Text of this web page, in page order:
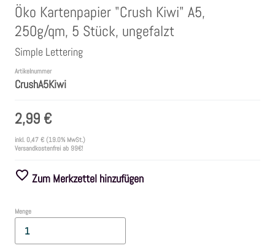
Bänder & Garn
Siegelwachs /Papierschöpfen
Farben
Zubehör
Frühling/Ostern
Maritim/Sommer
Herbst
Öko Kartenpapier "Crush Kiwi" A5,
250g/qm, 5 Stück, ungefalzt
Simple Lettering
Artikelnummer
CrushA5Kiwi
2,99 €
inkl. 0,47 € (19.0% MwSt.)
Versandkostenfrei ab 99€!
Zum Merkzettel hinzufügen
Menge